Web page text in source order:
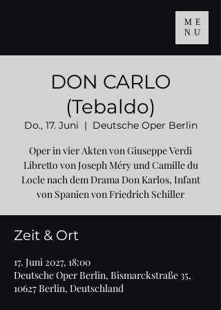
ME
NU
DON CARLO
(Tebaldo)
Do., 17. Juni
  |
Deutsche Oper Berlin
Oper in vier Akten von Giuseppe Verdi
Libretto von Joseph Méry und Camille du
Locle nach dem Drama Don Karlos, Infant
von Spanien von Friedrich Schiller
Zeit & Ort
17. Juni 2027, 18:00
Deutsche Oper Berlin, Bismarckstraße 35,
10627 Berlin, Deutschland